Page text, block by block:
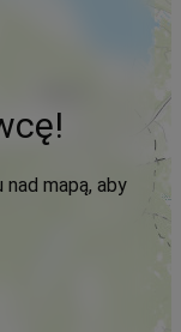
mapą, aby